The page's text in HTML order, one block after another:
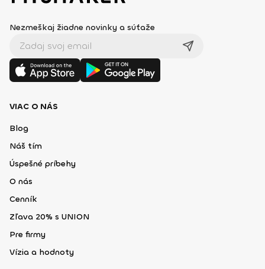
Nezmeškaj žiadne novinky a súťaže
VIAC O NÁS
Blog
Náš tím
Úspešné príbehy
O nás
Cenník
Zľava 20% s UNION
Pre firmy
Vízia a hodnoty